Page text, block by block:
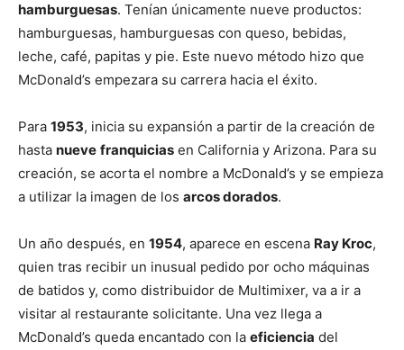
hamburguesas. Tenían únicamente nueve productos:
hamburguesas, hamburguesas con queso, bebidas,
leche, café, papitas y pie. Este nuevo método hizo que
McDonald’s empezara su carrera hacia el éxito.
Para 1953, inicia su expansión a partir de la creación de
hasta nueve franquicias en California y Arizona. Para su
creación, se acorta el nombre a McDonald’s y se empieza
a utilizar la imagen de los arcos dorados.
Un año después, en 1954, aparece en escena Ray Kroc,
quien tras recibir un inusual pedido por ocho máquinas
de batidos y, como distribuidor de Multimixer, va a ir a
visitar al restaurante solicitante. Una vez llega a
McDonald’s queda encantado con la eficiencia del